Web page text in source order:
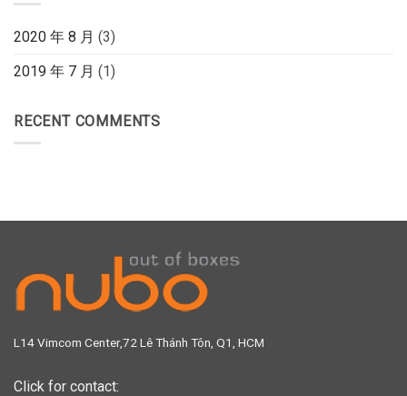
2020 年 8 月 (3)
2019 年 7 月 (1)
RECENT COMMENTS
L14 Vimcom Center,72 Lê Thánh Tôn, Q1, HCM
Click for contact: